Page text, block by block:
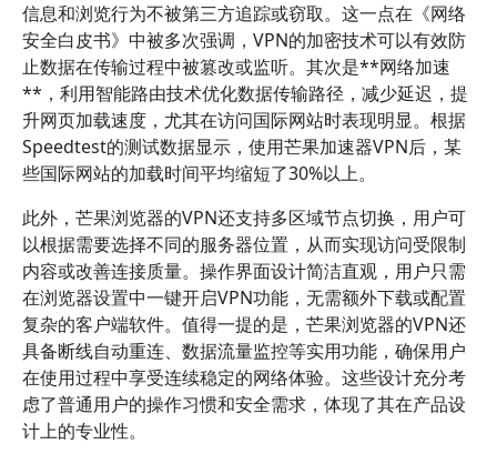
信息和浏览行为不被第三方追踪或窃取。这一点在《网络
安全白皮书》中被多次强调，VPN的加密技术可以有效防
止数据在传输过程中被篡改或监听。其次是**网络加速
**，利用智能路由技术优化数据传输路径，减少延迟，提
升网页加载速度，尤其在访问国际网站时表现明显。根据
Speedtest的测试数据显示，使用芒果加速器VPN后，某
些国际网站的加载时间平均缩短了30%以上。
此外，芒果浏览器的VPN还支持多区域节点切换，用户可
以根据需要选择不同的服务器位置，从而实现访问受限制
内容或改善连接质量。操作界面设计简洁直观，用户只需
在浏览器设置中一键开启VPN功能，无需额外下载或配置
复杂的客户端软件。值得一提的是，芒果浏览器的VPN还
具备断线自动重连、数据流量监控等实用功能，确保用户
在使用过程中享受连续稳定的网络体验。这些设计充分考
虑了普通用户的操作习惯和安全需求，体现了其在产品设
计上的专业性。